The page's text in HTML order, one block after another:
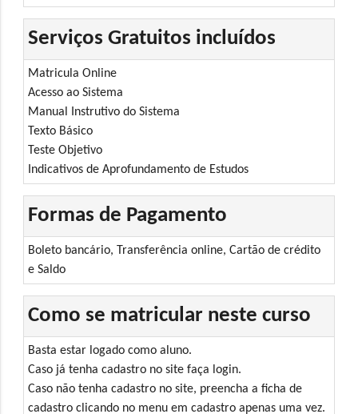
Serviços Gratuitos incluídos
Matricula Online
Acesso ao Sistema
Manual Instrutivo do Sistema
Texto Básico
Teste Objetivo
Indicativos de Aprofundamento de Estudos
Formas de Pagamento
Boleto bancário, Transferência online, Cartão de crédito
e Saldo
Como se matricular neste curso
Basta estar logado como aluno.
Caso já tenha cadastro no site faça login.
Caso não tenha cadastro no site, preencha a ficha de
cadastro clicando no menu em cadastro apenas uma vez.